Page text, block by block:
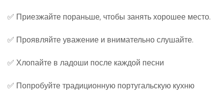
✅ Приезжайте пораньше, чтобы занять хорошее место.
✅ Проявляйте уважение и внимательно слушайте.
✅ Хлопайте в ладоши после каждой песни
✅ Попробуйте традиционную португальскую кухню